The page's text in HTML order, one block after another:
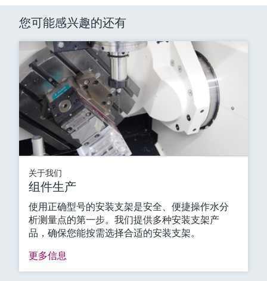
您可能感兴趣的还有
关于我们
组件生产
使用正确型号的安装支架是安全、便捷操作水分
析测量点的第一步。我们提供多种安装支架产
品，确保您能按需选择合适的安装支架。
更多信息